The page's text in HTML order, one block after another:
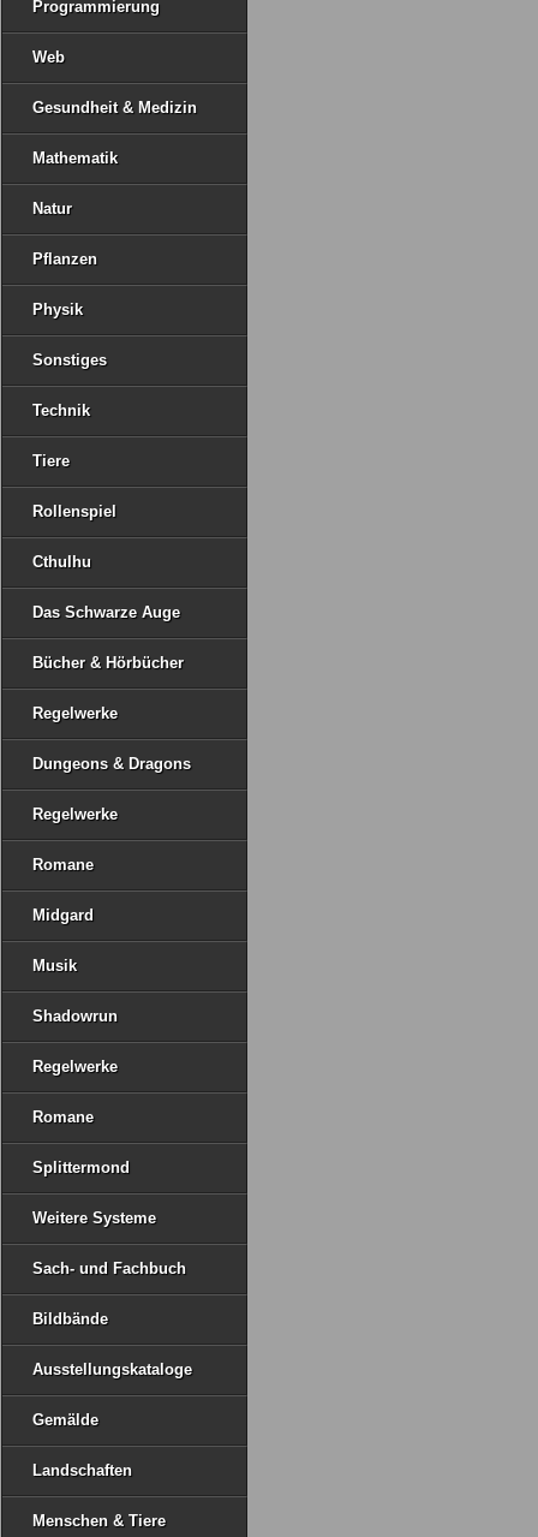
Programmierung
Web
Gesundheit & Medizin
Mathematik
Natur
Pflanzen
Physik
Sonstiges
Technik
Tiere
Rollenspiel
Cthulhu
Das Schwarze Auge
Bücher & Hörbücher
Regelwerke
Dungeons & Dragons
Regelwerke
Romane
Midgard
Musik
Shadowrun
Regelwerke
Romane
Splittermond
Weitere Systeme
Sach- und Fachbuch
Bildbände
Ausstellungskataloge
Gemälde
Landschaften
Menschen & Tiere